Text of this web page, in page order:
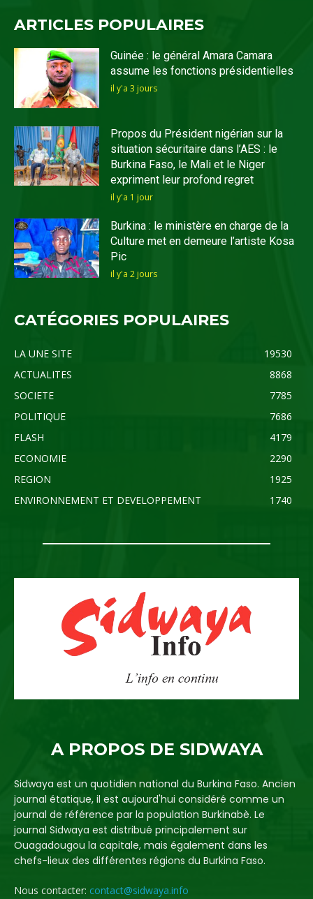
ARTICLES POPULAIRES
Guinée : le général Amara Camara
assume les fonctions présidentielles
il y'a 3 jours
Propos du Président nigérian sur la
situation sécuritaire dans l’AES : le
Burkina Faso, le Mali et le Niger
expriment leur profond regret
il y'a 1 jour
Burkina : le ministère en charge de la
Culture met en demeure l’artiste Kosa
Pic
il y'a 2 jours
CATÉGORIES POPULAIRES
LA UNE SITE
19530
ACTUALITES
8868
SOCIETE
7785
POLITIQUE
7686
FLASH
4179
ECONOMIE
2290
REGION
1925
ENVIRONNEMENT ET DEVELOPPEMENT
1740
A PROPOS DE SIDWAYA
Sidwaya est un quotidien national du Burkina Faso. Ancien
journal étatique, il est aujourd'hui considéré comme un
journal de référence par la population Burkinabè. Le
journal Sidwaya est distribué principalement sur
Ouagadougou la capitale, mais également dans les
chefs-lieux des différentes régions du Burkina Faso.
Nous contacter: contact@sidwaya.info